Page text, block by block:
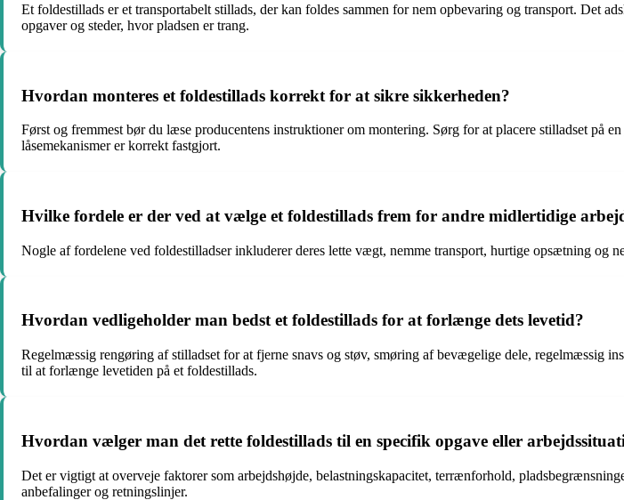
Et foldestillads er et transportabelt stillads, der kan foldes sammen for nem opbevaring og transport.
opgaver og steder, hvor pladsen er trang.
Hvordan monteres et foldestillads korrekt for at sikre sikkerheden?
Først og fremmest bør du læse producentens instruktioner om montering. Sørg for at placere stilladset
låsemekanismer er korrekt fastgjort.
Hvilke fordele er der ved at vælge et foldestillads frem for andre midlertidige
Nogle af fordelene ved foldestilladser inkluderer deres lette vægt, nemme transport, hurtige opsætning og
Hvordan vedligeholder man bedst et foldestillads for at forlænge dets levetid?
Regelmæssig rengøring af stilladset for at fjerne snavs og støv, smøring af bevægelige dele, regelmæssig
til at forlænge levetiden på et foldestillads.
Hvordan vælger man det rette foldestillads til en specifik opgave eller
Det er vigtigt at overveje faktorer som arbejdshøjde, belastningskapacitet, terrænforhold,
anbefalinger og retningslinjer.